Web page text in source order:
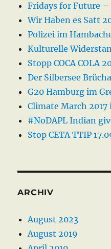
Fridays for Future –
Wir Haben es Satt
Polizei im
Kulturelle
Stopp COCA COLA
Der Silbersee
G20 Hamburg im
Climate March 2017
#NoDAPL Indian
Stop CETA TTIP
ARCHIV
August 2023
August 2019